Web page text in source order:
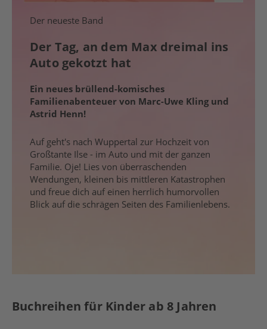
Der neueste Band
Der Tag, an dem Max dreimal ins
Auto gekotzt hat
Ein neues brüllend-komisches
Familienabenteuer von Marc-Uwe Kling und
Astrid Henn!
Auf geht's nach Wuppertal zur Hochzeit von
Großtante Ilse - im Auto und mit der ganzen
Familie. Oje! Lies von überraschenden
Wendungen, kleinen bis mittleren Katastrophen
und freue dich auf einen herrlich humorvollen
Blick auf die schrägen Seiten des Familienlebens.
Buchreihen für Kinder ab 8 Jahren